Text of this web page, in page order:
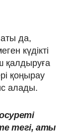
да,
күдікті
қалдыруға
қоңырау
алады.
тегі, аты